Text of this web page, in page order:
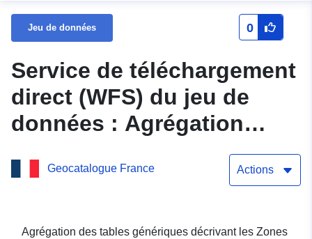
Jeu de données 0
Service de téléchargement
direct (WFS) du jeu de
données : Agrégation
tables génériques zones
de bruit routier type C
Geocatalogue France Actions
Agrégation des tables génériques décrivant les Zones